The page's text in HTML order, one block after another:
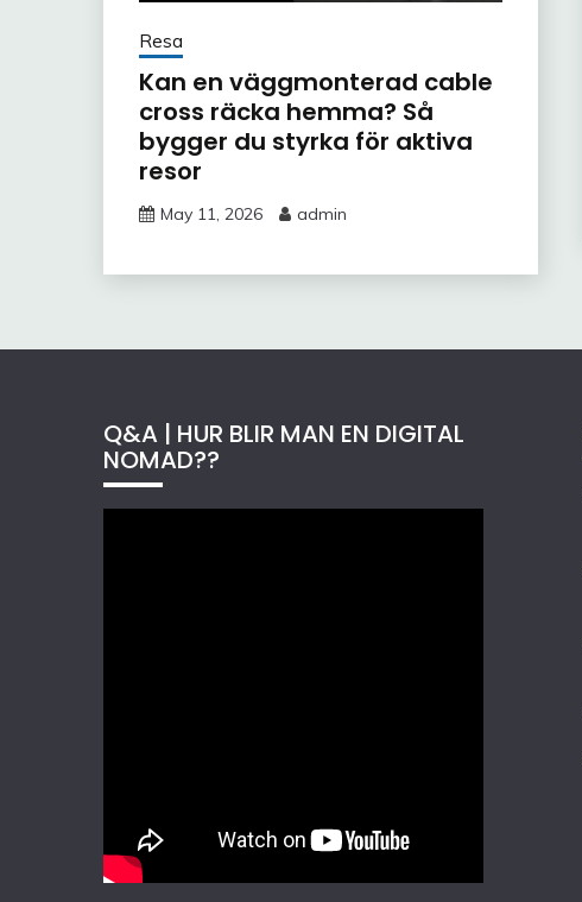
Resa
Kan en väggmonterad cable
cross räcka hemma? Så
bygger du styrka för aktiva
resor
May 11, 2026 admin
Q&A | HUR BLIR MAN EN DIGITAL
NOMAD??